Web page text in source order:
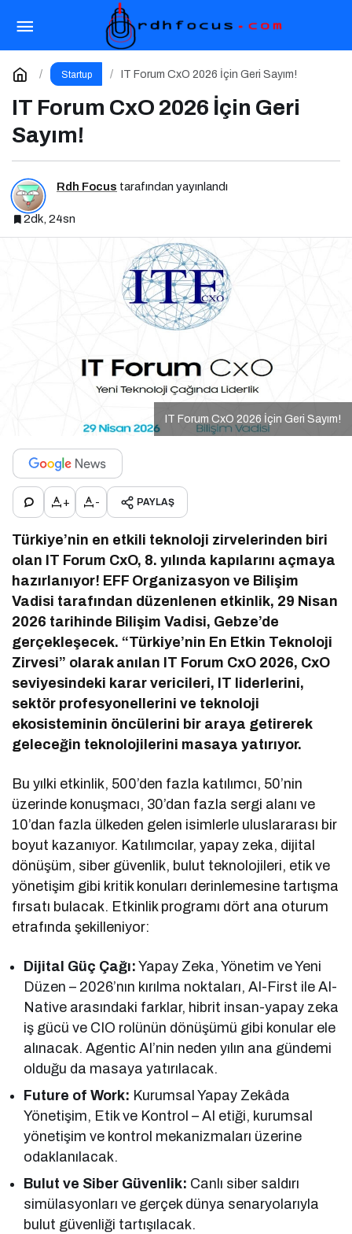
Startup IT Forum CxO 2026 İçin Geri Sayım!
IT Forum CxO 2026 İçin Geri
Sayım!
Rdh Focus tarafından yayınlandı
2dk, 24sn
IT Forum CxO 2026 İçin Geri Sayım!
+ - PAYLAŞ
Türkiye’nin en etkili teknoloji zirvelerinden biri
olan IT Forum CxO, 8. yılında kapılarını açmaya
hazırlanıyor! EFF Organizasyon ve Bilişim
Vadisi tarafından düzenlenen etkinlik, 29 Nisan
2026 tarihinde Bilişim Vadisi, Gebze’de
gerçekleşecek. “Türkiye’nin En Etkin Teknoloji
Zirvesi” olarak anılan IT Forum CxO 2026, CxO
seviyesindeki karar vericileri, IT liderlerini,
sektör profesyonellerini ve teknoloji
ekosisteminin öncülerini bir araya getirerek
geleceğin teknolojilerini masaya yatırıyor.
Bu yılki etkinlik, 500’den fazla katılımcı, 50’nin
üzerinde konuşmacı, 30’dan fazla sergi alanı ve
10’dan fazla ülkeden gelen isimlerle uluslararası bir
boyut kazanıyor. Katılımcılar, yapay zeka, dijital
dönüşüm, siber güvenlik, bulut teknolojileri, etik ve
yönetişim gibi kritik konuları derinlemesine tartışma
fırsatı bulacak. Etkinlik programı dört ana oturum
etrafında şekilleniyor:
Dijital Güç Çağı: Yapay Zeka, Yönetim ve Yeni
Düzen – 2026’nın kırılma noktaları, AI-First ile AI-
Native arasındaki farklar, hibrit insan-yapay zeka
iş gücü ve CIO rolünün dönüşümü gibi konular ele
alınacak. Agentic AI’nin neden yılın ana gündemi
olduğu da masaya yatırılacak.
Future of Work: Kurumsal Yapay Zekâda
Yönetişim, Etik ve Kontrol – AI etiği, kurumsal
yönetişim ve kontrol mekanizmaları üzerine
odaklanılacak.
Bulut ve Siber Güvenlik: Canlı siber saldırı
simülasyonları ve gerçek dünya senaryolarıyla
bulut güvenliği tartışılacak.
2026’da İş Dünyasını Şekillendiren Trendler
Talk N Training “İlham Veren Buluşmalar” Serisinde!
Yorum Yap